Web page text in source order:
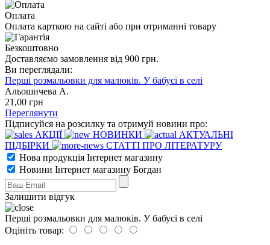
Оплата
Оплата карткою на сайті або при отриманні товару
Безкоштовно
Доставляємо замовлення від 900 грн.
Ви переглядали:
Перші розмальовки для малюків. У бабусі в селі
Альошичева А.
21 ,00 грн
Переглянути
Підписуйся на розсилку та отримуй новини про:
АКЦІЇ
НОВИНКИ
АКТУАЛЬНІ
ПІДБІРКИ
СТАТТІ ПРО ЛІТЕРАТУРУ
Нова продукція Інтернет магазину
Новини Інтернет магазину Богдан
Залишити відгук
Перші розмальовки для малюків. У бабусі в селі
Оцініть товар: